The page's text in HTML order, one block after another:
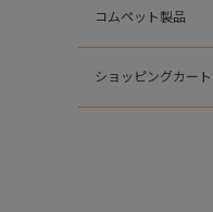
コムペット製品
ショッピングカート